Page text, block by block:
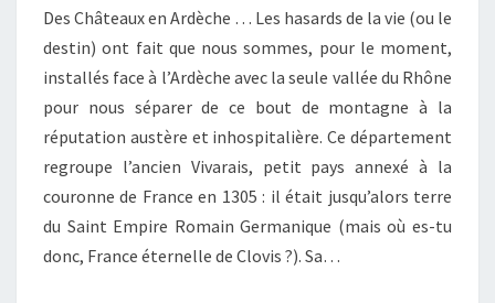
Des Châteaux en Ardèche … Les hasards de la vie (ou le
destin) ont fait que nous sommes, pour le moment,
installés face à l’Ardèche avec la seule vallée du Rhône
pour nous séparer de ce bout de montagne à la
réputation austère et inhospitalière. Ce département
regroupe l’ancien Vivarais, petit pays annexé à la
couronne de France en 1305 : il était jusqu’alors terre
du Saint Empire Romain Germanique (mais où es-tu
donc, France éternelle de Clovis ?). Sa…